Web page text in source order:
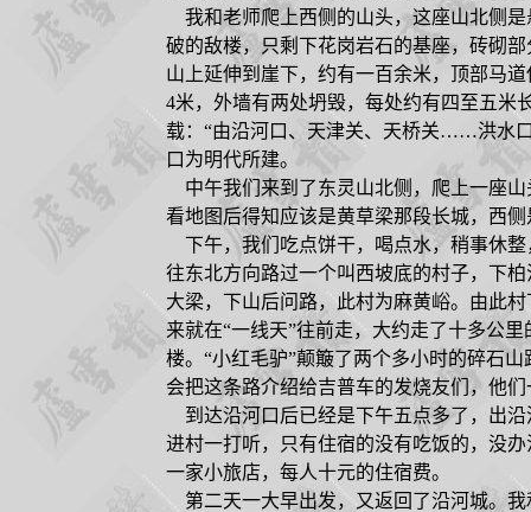
我和老师爬上西侧的山头，这座山北侧
破的敌楼，只剩下花岗岩石的基座，砖砌
山上延伸到崖下，约有一百余米，顶部马
4米，外墙有两处坍毁，每处约有四至五米
载：“由沿河口、天津关、天桥关……洪水
口为明代所建。
中午我们来到了东灵山北侧，爬上一座
看地图后得知应该是黄草梁那段长城，西
下午，我们吃点饼干，喝点水，稍事休
往东北方向路过一个叫西坡底的村子，下
大梁，下山后问路，此村为麻黄峪。由此
来就在“一线天”往前走，大约走了十多公
楼。“小红毛驴”颠簸了两个多小时的碎石
会把这条路介绍给吉普车的发烧友们，他
到达沿河口后已经是下午五点多了，出
进村一打听，只有住宿的没有吃饭的，没
一家小旅店，每人十元的住宿费。
第二天一大早出发，又返回了沿河城。